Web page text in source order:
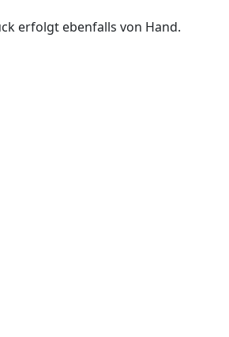
erfolgt ebenfalls von Hand.